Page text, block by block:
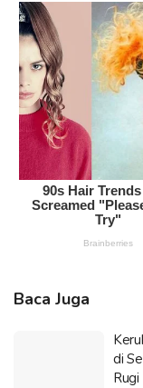
Baca Juga
di
Rugi